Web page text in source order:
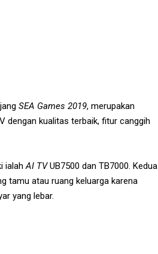
SEA Games 2019, merupakan
dengan kualitas terbaik, fitur canggih
ialah AI TVUB7500 dan TB7000. Kedua
tamu atau ruang keluarga karena
yang lebar.